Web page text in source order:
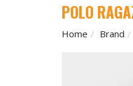
POLO
Home Brand